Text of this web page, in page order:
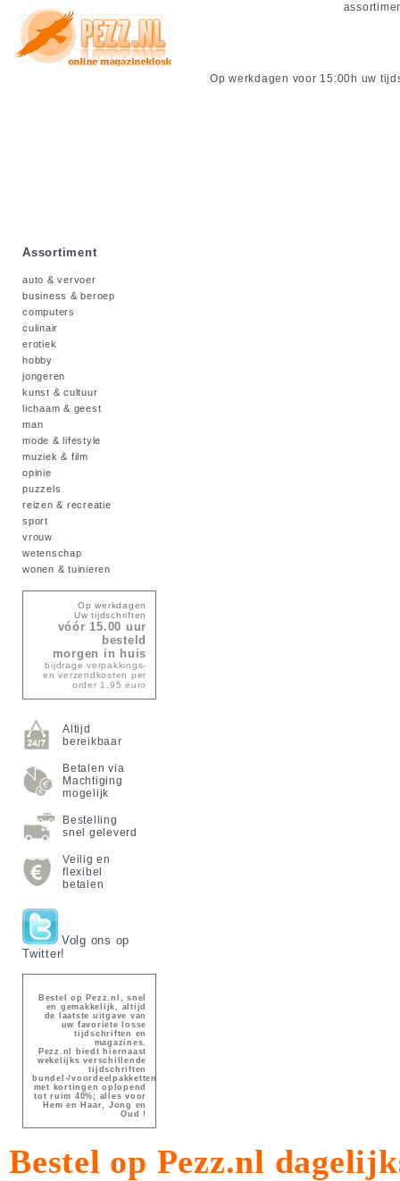
Op werkdagen voor 15:00h uw
Assortiment
auto & vervoer
business & beroep
computers
culinair
erotiek
hobby
jongeren
kunst & cultuur
lichaam & geest
man
mode & lifestyle
muziek & film
opinie
puzzels
reizen & recreatie
sport
vrouw
wetenschap
wonen & tuinieren
Op werkdagen
Uw tijdschriften
vóór 15.00 uur
besteld
morgen in huis
bijdrage verpakkings-
en verzendkosten per
order 1,95 euro
Altijd
bereikbaar
Betalen via
Machtiging
mogelijk
Bestelling
snel geleverd
Veilig en
flexibel
betalen
Volg ons op
Twitter!
Bestel op Pezz.nl, snel
en gemakkelijk, altijd
de laatste uitgave van
uw favoriete losse
tijdschriften en
magazines.
Pezz.nl biedt hiernaast
wekelijks verschillende
tijdschriften
bundel-/voordeelpakketten
met kortingen oplopend
tot ruim 40%; alles voor
Hem en Haar, Jong en
Oud !
Bestel op Pezz.nl